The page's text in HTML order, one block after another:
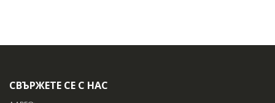
СВЪРЖЕТЕ СЕ С НАС